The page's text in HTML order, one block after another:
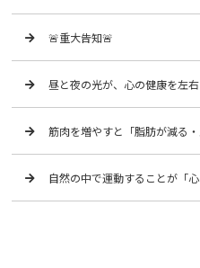
🚨重大告知🚨
昼と夜の光が、心の健康を左右
筋肉を増やすと「脂肪が減る
自然の中で運動することが「